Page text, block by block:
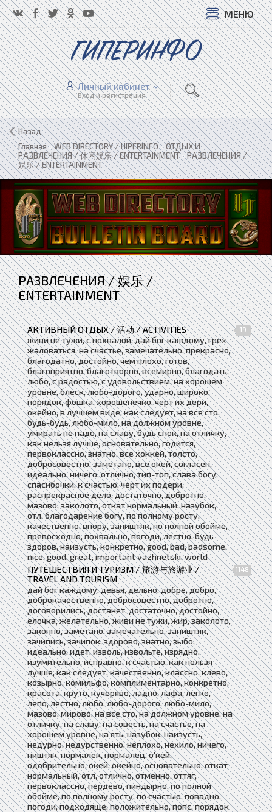
МЕНЮ
ГИПЕРИНФО
Личный кабинет
Вход и регистрация
Назад
Главная»WEB DIRECTORY / HIPERINFO»ОТДЫХ И
РАЗВЛЕЧЕНИЯ / 休闲娱乐 / ENTERTAINMENT»РАЗВЛЕЧЕНИЯ /
娱乐 / ENTERTAINMENT
РАЗВЛЕЧЕНИЯ / 娱乐 /
ENTERTAINMENT
АКТИВНЫЙ ОТДЫХ / 活动 / ACTIVITIES 19
живи не тужи, с похвалой, дай бог каждому, грех
жаловаться, на счастье, замечательно, прекрасно,
благодатно, достойно, чем плохо, готов,
благоприятно, благотворно, всемирно, благодать,
любо, с радостью, с удовольствием, на хорошем
уровне, блеск, любо-дорого, ударно, широко,
порядок, фошка, хорошенечко, черт их дери,
окейно, в лучшем виде, как следует, на все сто,
будь-будь, любо-мило, на должном уровне,
умирать не надо, на славу, будь спок, на отличку,
как нельзя лучше, основательно, годится,
первоклассно, знатно, все хоккей, толсто,
добросовестно, заметано, все окей, согласен,
идеально, ничего, отлично, тип-топ, слава богу,
спасибочки, к счастью, черт их подери,
распрекрасное дело, достаточно, добротно,
мазово, заколото, откат нормальный, назубок,
отл, благодарение богу, по полному росту,
качественно, впору, заништяк, по полной обойме,
превосходно, похвально, погоди, лестно, будь
здоров, наизусть, конкретно, good, bad, badsome,
nice, good, great, important vazhnetski, world
ПУТЕШЕСТВИЯ И ТУРИЗМ / 旅游与旅游业 /
TRAVEL AND TOURISM
1148
дай бог каждому, девья, дельно, добре, добро,
доброкачественно, добросовестно, добротно,
договорились, достанет, достаточно, достойно,
елочка, желательно, живи не тужи, жир, заколото,
законно, заметано, замечательно, заништяк,
зачипись, зачипок, здорово, знатно, зыбо,
идеально, идет, изволь, извольте, изрядно,
изумительно, исправно, к счастью, как нельзя
лучше, как следует, качественно, классно, клево,
козырно, комильфо, комплиментарно, конкретно,
красота, круто, кучеряво, ладно, лафа, легко,
лепо, лестно, любо, любо-дорого, любо-мило,
мазово, мирово, на все сто, на должном уровне, на
отличку, на славу, на совесть, на счастье, на
хорошем уровне, на ять, назубок, наизусть,
недурно, недурственно, неплохо, нехило, ничего,
ништяк, нормалек, нормалец, о'кей,
одобрительно, окей, окейно, основательно, откат
нормальный, отл, отлично, отменно, оттяг,
первоклассно, пердево, пиндырно, по полной
обойме, по полному росту, по счастью, повадно,
погоди, подходяще, положительно, попс, порядок